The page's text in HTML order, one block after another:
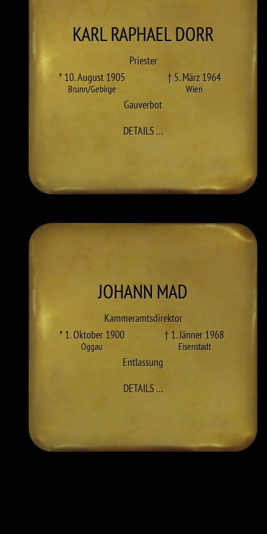
KARL RAPHAELDORR
Priester
* 10. August 1905
Brunn/Gebirge
† 5. März 1964
Wien
Gauverbot
DETAILS…ZU KARL RAPHAEL DORR
JOHANNMAD
Kammeramtsdirektor
* 1. Oktober 1900
Oggau
† 1. Jänner 1968
Eisenstadt
Entlassung
DETAILS…ZU JOHANN MAD